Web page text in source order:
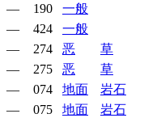
— 190
一般
— 424
一般
— 274 恶
草
— 275 恶
草
— 074 地面
岩石
— 075 地面
岩石